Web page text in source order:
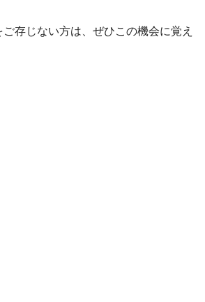
存じない方は、ぜひこの機会に覚え